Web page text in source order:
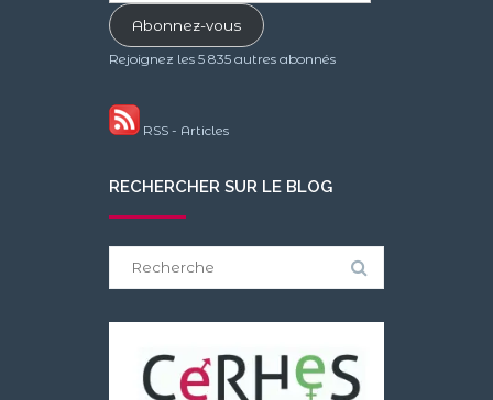
mailAbonnez-vous
Rejoignez les 5 835 autres abonnés
RSS - Articles
RECHERCHER SUR LE BLOG